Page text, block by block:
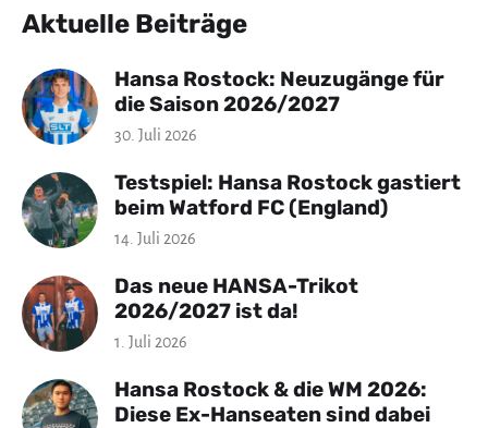
Aktuelle Beiträge
Hansa Rostock: Neuzugänge für
die Saison 2026/2027
30. Juli 2026
Testspiel: Hansa Rostock gastiert
beim Watford FC (England)
14. Juli 2026
Das neue HANSA-Trikot
2026/2027 ist da!
1. Juli 2026
Hansa Rostock & die WM 2026:
Diese Ex-Hanseaten sind dabei